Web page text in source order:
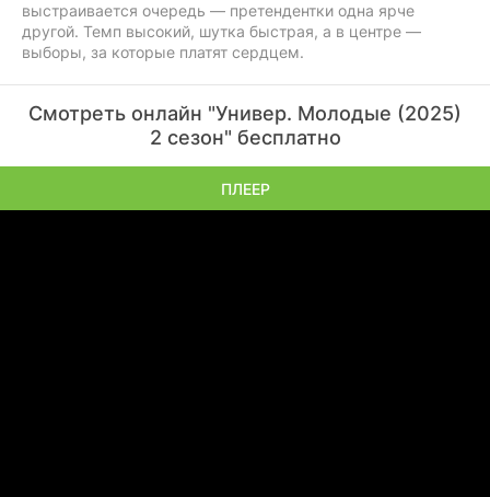
выстраивается очередь — претендентки одна ярче
другой. Темп высокий, шутка быстрая, а в центре —
выборы, за которые платят сердцем.
Смотреть онлайн "Универ. Молодые (2025)
2 сезон" бесплатно
ПЛЕЕР